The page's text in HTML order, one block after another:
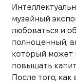
музейный
любоваться и
полноценный,
который может
повышать
После того,